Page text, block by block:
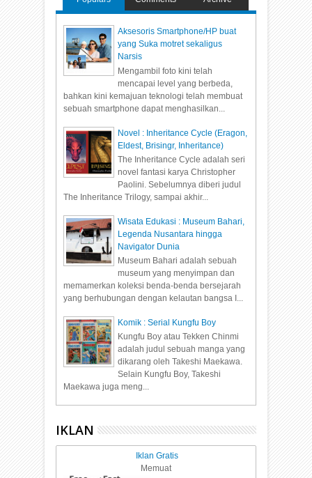
Aksesoris Smartphone/HP buat
yang Suka motret sekaligus
Narsis
Mengambil foto kini telah
mencapai level yang berbeda,
bahkan kini kemajuan teknologi telah membuat
sebuah smartphone dapat menghasilkan...
Novel : Inheritance Cycle (Eragon,
Eldest, Brisingr, Inheritance)
The Inheritance Cycle adalah seri
novel fantasi karya Christopher
Paolini. Sebelumnya diberi judul
The Inheritance Trilogy, sampai akhir...
Wisata Edukasi : Museum Bahari,
Legenda Nusantara hingga
Navigator Dunia
Museum Bahari adalah sebuah
museum yang menyimpan dan
memamerkan koleksi benda-benda bersejarah
yang berhubungan dengan kelautan bangsa I...
Komik : Serial Kungfu Boy
Kungfu Boy atau Tekken Chinmi
adalah judul sebuah manga yang
dikarang oleh Takeshi Maekawa.
Selain Kungfu Boy, Takeshi
Maekawa juga meng...
IKLAN
Iklan Gratis
Memuat